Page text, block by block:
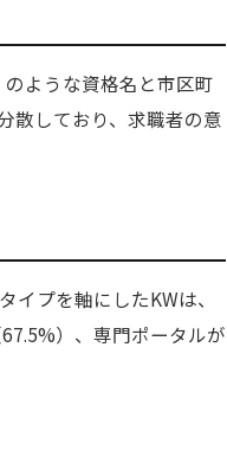
のような資格名と市区町
散しており、求職者の意
イプを軸にしたKWは、
）、専門ポータルが